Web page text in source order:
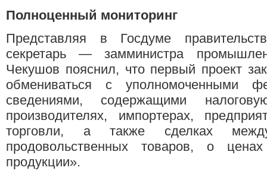
Полноценный мониторинг
Представляя в Госдуме
секретарь — замминистра
Чекушов пояснил, что первый проект
обмениваться с уполномоченными
сведениями, содержащими
производителях, импортерах,
торговли, а также сделках
продовольственных товаров, о
продукции».